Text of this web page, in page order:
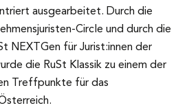
ausgearbeitet. Durch die
Circle und durch die
NEXTGen für Jurist:innen der
die RuSt Klassik zu einem der
Treffpunkte für das